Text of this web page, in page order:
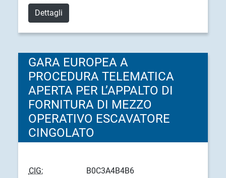
Dettagli
GARA EUROPEA A
PROCEDURA TELEMATICA
APERTA PER L’APPALTO DI
FORNITURA DI MEZZO
OPERATIVO ESCAVATORE
CINGOLATO
CIG:
B0C3A4B4B6